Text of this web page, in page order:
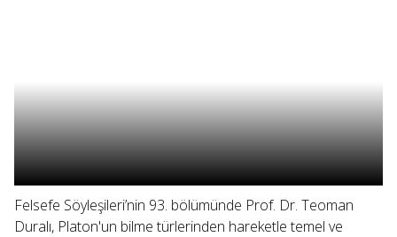
Felsefe Söyleşileri’nin 93. bölümünde Prof. Dr. Teoman
Duralı, Platon'un bilme türlerinden hareketle temel ve